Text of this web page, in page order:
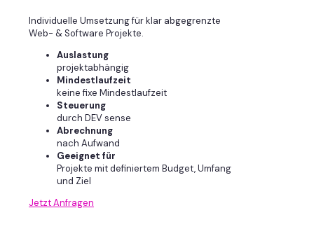
Individuelle Umsetzung für klar abgegrenzte
Web- & Software Projekte.
Auslastung
projektabhängig
Mindestlaufzeit
keine fixe Mindestlaufzeit
Steuerung
durch DEV sense
Abrechnung
nach Aufwand
Geeignet für
Projekte mit definiertem Budget, Umfang
und Ziel
Jetzt Anfragen